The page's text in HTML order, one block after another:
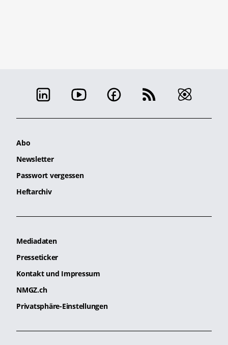
Abo
Newsletter
Passwort vergessen
Heftarchiv
Mediadaten
Presseticker
Kontakt und Impressum
NMGZ.ch
Privatsphäre-Einstellungen